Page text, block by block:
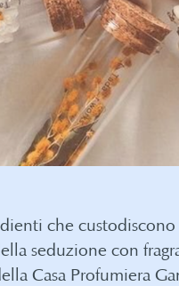
che
seduzione con
Casa Profumiera